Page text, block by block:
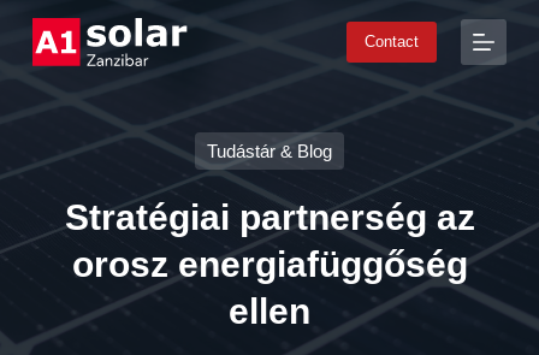
S
o
e
Contact
Tudástár & Blog
Stratégiai partnerség az
orosz energiafüggőség
ellen